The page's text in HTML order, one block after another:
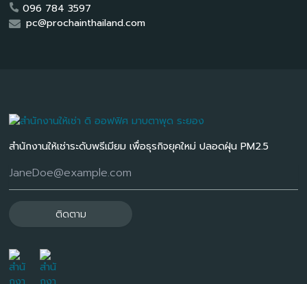
096 784 3597
pc@prochainthailand.com
สำนักงานให้เช่าระดับพรีเมียม เพื่อธุรกิจยุคใหม่ ปลอดฝุ่น PM2.5
ติดตาม